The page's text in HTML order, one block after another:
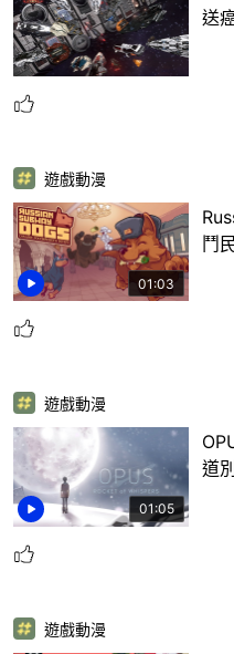
送
01:03
遊戲動漫
鬥
01:05
遊戲動漫
道別
遊戲動漫